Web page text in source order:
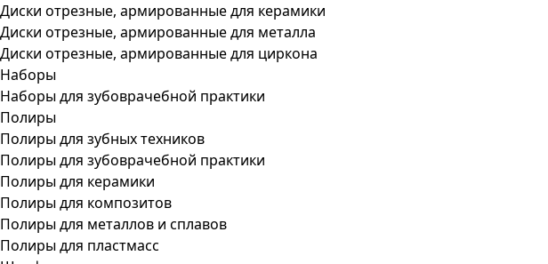
Диски отрезные, армированные для керамики
Диски отрезные, армированные для металла
Диски отрезные, армированные для циркона
Наборы
Наборы для зубоврачебной практики
Полиры
Полиры для зубных техников
Полиры для зубоврачебной практики
Полиры для керамики
Полиры для композитов
Полиры для металлов и сплавов
Полиры для пластмасс